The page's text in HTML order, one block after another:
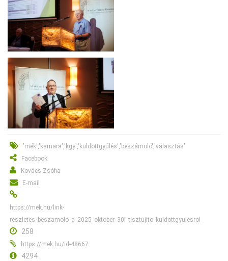
'mék','kamara','kgy','küldöttgyűlés','beszámoló','választás'
Facebook
Kovács Zsófia
E-mail
https://mek.hu/link-
reszletes_beszamolo_a_2025_oktober_30i_tisztujito_kuldottgyulesrol
258
https://mek.hu/id-48667
4294